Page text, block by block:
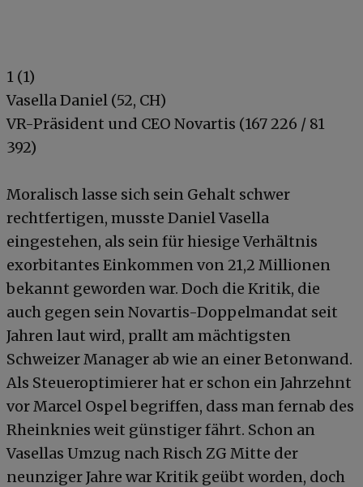
1 (1)
Vasella Daniel (52, CH)
VR-Präsident und CEO Novartis (167 226 / 81
392)
Moralisch lasse sich sein Gehalt schwer
rechtfertigen, musste Daniel Vasella
eingestehen, als sein für hiesige Verhältnis
exorbitantes Einkommen von 21,2 Millionen
bekannt geworden war. Doch die Kritik, die
auch gegen sein Novartis-Doppelmandat seit
Jahren laut wird, prallt am mächtigsten
Schweizer Manager ab wie an einer Betonwand.
Als Steueroptimierer hat er schon ein Jahrzehnt
vor Marcel Ospel begriffen, dass man fernab des
Rheinknies weit günstiger fährt. Schon an
Vasellas Umzug nach Risch ZG Mitte der
neunziger Jahre war Kritik geübt worden, doch